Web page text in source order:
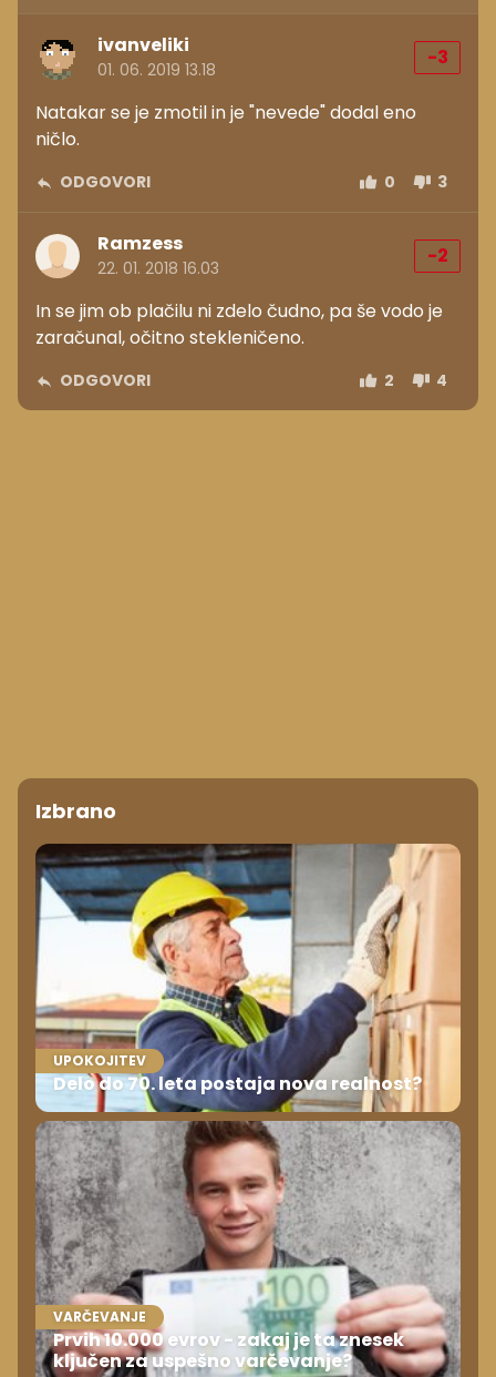
ivanveliki
01. 06. 2019 13.18
-3
Natakar se je zmotil in je "nevede" dodal eno
ničlo.
ODGOVORI 0 3
Ramzess
22. 01. 2018 16.03
-2
In se jim ob plačilu ni zdelo čudno, pa še vodo je
zaračunal, očitno stekleničeno.
ODGOVORI 2 4
Izbrano
UPOKOJITEV
Delo do 70. leta postaja nova realnost?
VARČEVANJE
Prvih 10.000 evrov - zakaj je ta znesek
ključen za uspešno varčevanje?